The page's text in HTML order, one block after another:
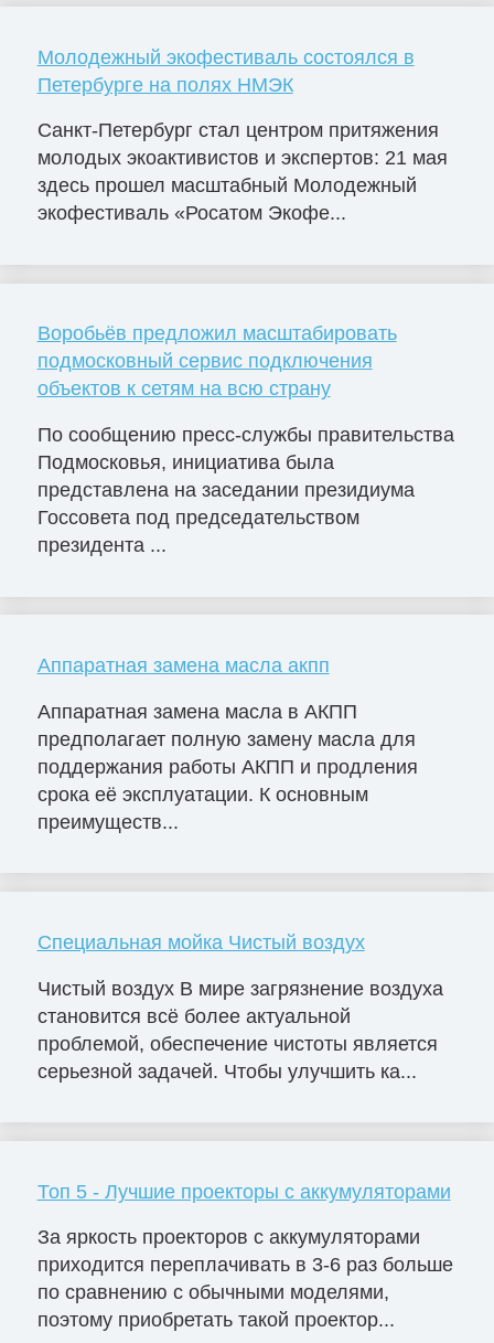
Молодежный экофестиваль состоялся в
Петербурге на полях НМЭК
Санкт-Петербург стал центром притяжения
молодых экоактивистов и экспертов: 21 мая
здесь прошел масштабный Молодежный
экофестиваль «Росатом Экофе...
Воробьёв предложил масштабировать
подмосковный сервис подключения
объектов к сетям на всю страну
По сообщению пресс-службы правительства
Подмосковья, инициатива была
представлена на заседании президиума
Госсовета под председательством
президента ...
Аппаратная замена масла акпп
Аппаратная замена масла в АКПП
предполагает полную замену масла для
поддержания работы АКПП и продления
срока её эксплуатации. К основным
преимуществ...
Специальная мойка Чистый воздух
Чистый воздух В мире загрязнение воздуха
становится всё более актуальной
проблемой, обеспечение чистоты является
серьезной задачей. Чтобы улучшить ка...
Топ 5 - Лучшие проекторы с аккумуляторами
За яркость проекторов с аккумуляторами
приходится переплачивать в 3-6 раз больше
по сравнению с обычными моделями,
поэтому приобретать такой проектор...